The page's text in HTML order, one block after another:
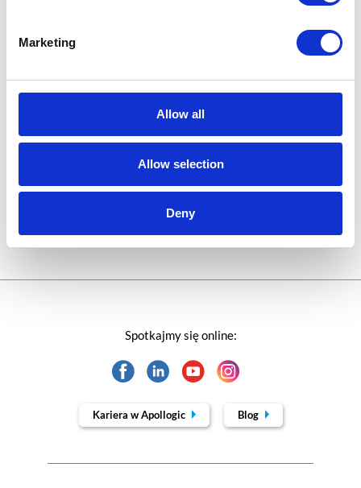
Marketing
Allow all
Allow selection
Deny
Porady karierowe
Spotkajmy się online:
Kariera w Apollogic Blog